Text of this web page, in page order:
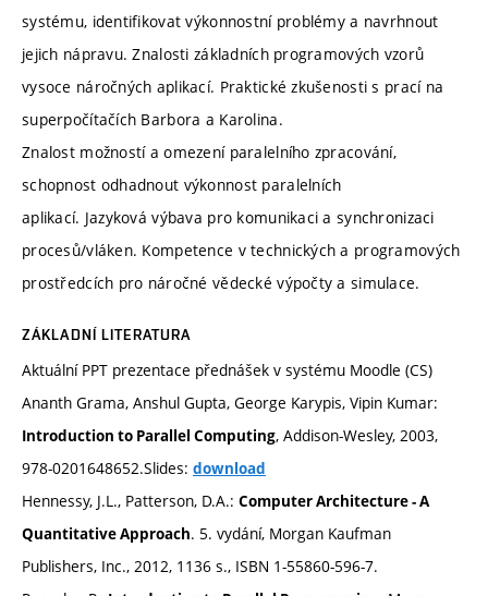
systému, identifikovat výkonnostní problémy a navrhnout
jejich nápravu. Znalosti základních programových vzorů
vysoce náročných aplikací. Praktické zkušenosti s prací na
superpočítačích Barbora a Karolina.
Znalost možností a omezení paralelního zpracování,
schopnost odhadnout výkonnost paralelních
aplikací. Jazyková výbava pro komunikaci a synchronizaci
procesů/vláken. Kompetence v technických a programových
prostředcích pro náročné vědecké výpočty a simulace.
ZÁKLADNÍ LITERATURA
Aktuální PPT prezentace přednášek v systému Moodle (CS)
Ananth Grama, Anshul Gupta, George Karypis, Vipin Kumar:
Introduction to Parallel Computing, Addison-Wesley, 2003,
978-0201648652.Slides: download
Hennessy, J.L., Patterson, D.A.: Computer Architecture - A
Quantitative Approach. 5. vydání, Morgan Kaufman
Publishers, Inc., 2012, 1136 s., ISBN 1-55860-596-7.